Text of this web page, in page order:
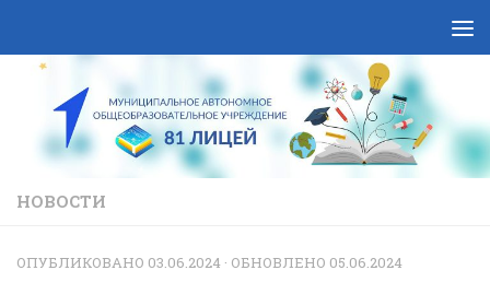
НОВОСТИ
ОПУБЛИКОВАНО 03.06.2024 · ОБНОВЛЕНО 05.06.2024